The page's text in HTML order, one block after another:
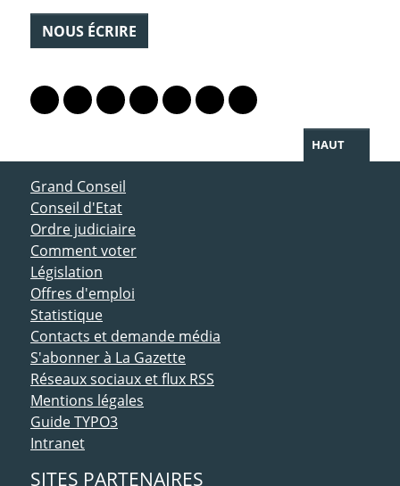
NOUS ÉCRIRE
Lien vers le profil Mastodon
Lien vers le profil Bluesky
Lien vers le profil Instagram
Lien vers le profil Linkedin
Lien vers le profil Facebook
Lien vers le profil Twitter
Partager par WhatsApp
HAUT
ACCÈS DIRECT
Grand Conseil
Conseil d'Etat
Ordre judiciaire
Comment voter
Législation
Offres d'emploi
Statistique
Contacts et demande média
S'abonner à La Gazette
Réseaux sociaux et flux RSS
Mentions légales
Guide TYPO3
Intranet
SITES PARTENAIRES